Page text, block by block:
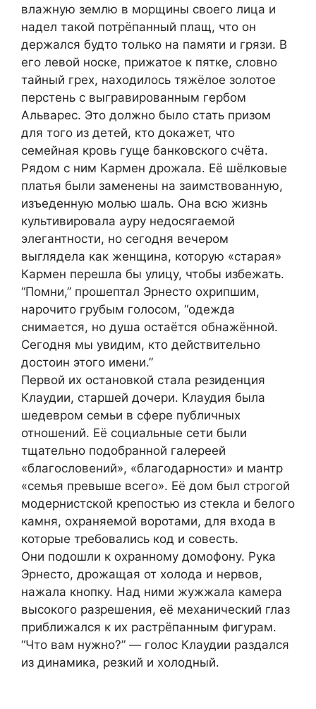
влажную землю в морщины своего лица и
надел такой потрёпанный плащ, что он
держался будто только на памяти и грязи. В
его левой носке, прижатое к пятке, словно
тайный грех, находилось тяжёлое золотое
перстень с выгравированным гербом
Альварес. Это должно было стать призом
для того из детей, кто докажет, что
семейная кровь гуще банковского счёта.
Рядом с ним Кармен дрожала. Её шёлковые
платья были заменены на заимствованную,
изъеденную молью шаль. Она всю жизнь
культивировала ауру недосягаемой
элегантности, но сегодня вечером
выглядела как женщина, которую «старая»
Кармен перешла бы улицу, чтобы избежать.
“Помни,” прошептал Эрнесто охрипшим,
нарочито грубым голосом, “одежда
снимается, но душа остаётся обнажённой.
Сегодня мы увидим, кто действительно
достоин этого имени.”
Первой их остановкой стала резиденция
Клаудии, старшей дочери. Клаудия была
шедевром семьи в сфере публичных
отношений. Её социальные сети были
тщательно подобранной галереей
«благословений», «благодарности» и мантр
«семья превыше всего». Её дом был строгой
модернистской крепостью из стекла и белого
камня, охраняемой воротами, для входа в
которые требовались код и совесть.
Они подошли к охранному домофону. Рука
Эрнесто, дрожащая от холода и нервов,
нажала кнопку. Над ними жужжала камера
высокого разрешения, её механический глаз
приближался к их растрёпанным фигурам.
“Что вам нужно?” — голос Клаудии раздался
из динамика, резкий и холодный.